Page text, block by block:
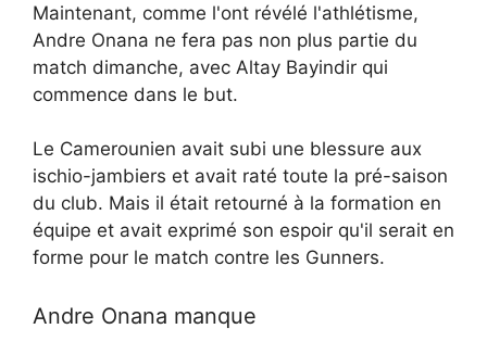
Maintenant, comme l'ont révélé l'athlétisme,
Andre Onana ne fera pas non plus partie du
match dimanche, avec Altay Bayindir qui
commence dans le but.
Le Camerounien avait subi une blessure aux
ischio-jambiers et avait raté toute la pré-saison
du club. Mais il était retourné à la formation en
équipe et avait exprimé son espoir qu'il serait en
forme pour le match contre les Gunners.
Andre Onana manque